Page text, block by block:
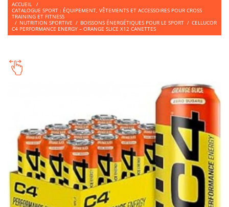
ACCUEIL
/
CATALOGUE SPORT : ÉQUIPEMENT, VÊTEMENTS ET ACCESSOIRES POUR CROSS
TRAINING ET FITNESS
/ NUTRITION SPORTIVE / BOISSONS ÉNERGÉTIQUES POUR LE SPORT / CELLUCOR
C4 PERFORMANCE ENERGY – ORANGE SLICE X12 CANETTES